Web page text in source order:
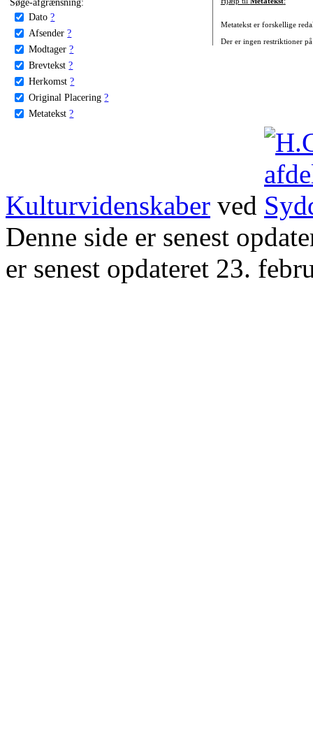
Dato ?
Afsender ?
Modtager ?
Brevtekst ?
Herkomst ?
Original Placering ?
Metatekst ?
Metatekst er forskellige
Der er ingen restriktioner
Kulturvidenskaber ved
Denne side er senest
er senest opdateret 23.